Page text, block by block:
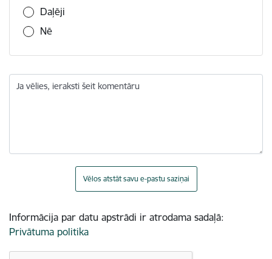
Daļēji
Nē
Ja vēlies, ieraksti šeit komentāru
Vēlos atstāt savu e-pastu saziņai
Informācija par datu apstrādi ir atrodama sadaļā:
Privātuma politika